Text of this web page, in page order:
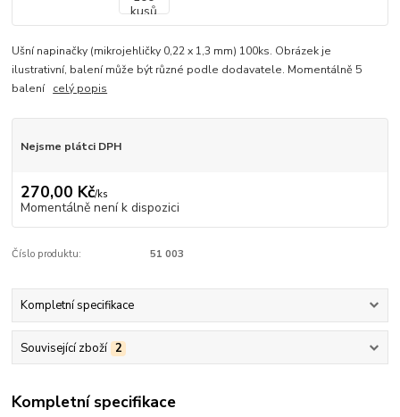
Ušní napinačky (mikrojehličky 0,22 x 1,3 mm) 100ks. Obrázek je
ilustrativní, balení může být různé podle dodavatele. Momentálně 5
balení celý popis
Nejsme plátci DPH
270,00 Kč/ks
Momentálně není k dispozici
Číslo produktu: 51 003
Kompletní specifikace
Související zboží 2
Kompletní specifikace